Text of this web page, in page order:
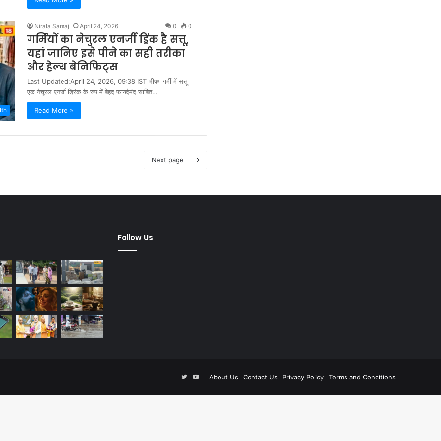
Nirala Samaj April 24, 2026 0 0
गर्मियों का नेचुरल एनर्जी ड्रिंक है सत्तू,
यहां जानिए इसे पीने का सही तरीका
और हेल्थ बेनिफिट्स
Last Updated:April 24, 2026, 09:38 IST भीषण गर्मी में सत्तू
एक नेचुरल एनर्जी ड्रिंक के रूप में बेहद फायदेमंद साबित…
Read More »
Next page
Follow Us
About Us Contact Us Privacy Policy Terms and Conditions
TwitterYouTube